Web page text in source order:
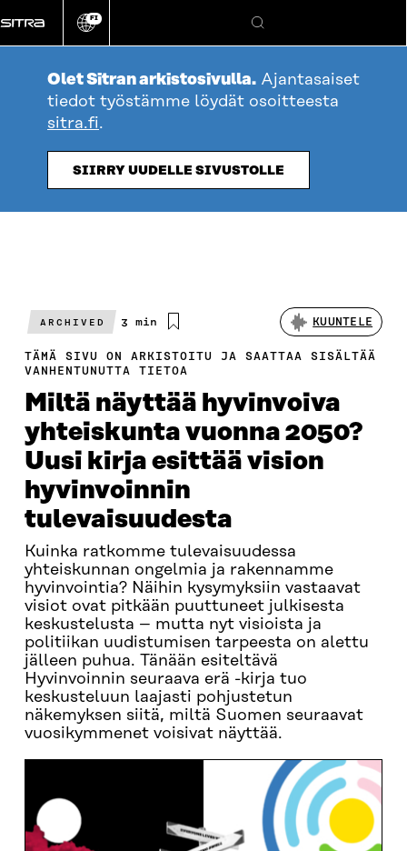
suoraan
sisältöön
Vaihda
kieli
FI
Hae
Olet Sitran arkistosivulla. Ajantasaiset
tiedot työstämme löydät osoitteesta
sitra.fi.
SIIRRY UUDELLE SIVUSTOLLE
ARCHIVED
Arvioitu
3 min KUUNTELE
TÄMÄ SIVU ON ARKISTOITU JA SAATTAA SISÄLTÄÄ
VANHENTUNUTTA TIETOA
Miltä näyttää hyvinvoiva
yhteiskunta vuonna 2050?
Uusi kirja esittää vision
hyvinvoinnin
tulevaisuudesta
Kuinka ratkomme tulevaisuudessa
yhteiskunnan ongelmia ja rakennamme
hyvinvointia? Näihin kysymyksiin vastaavat
visiot ovat pitkään puuttuneet julkisesta
keskustelusta – mutta nyt visioista ja
politiikan uudistumisen tarpeesta on alettu
jälleen puhua. Tänään esiteltävä
Hyvinvoinnin seuraava erä -kirja tuo
keskusteluun laajasti pohjustetun
näkemyksen siitä, miltä Suomen seuraavat
vuosikymmenet voisivat näyttää.